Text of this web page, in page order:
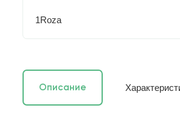
1Roza
Описание